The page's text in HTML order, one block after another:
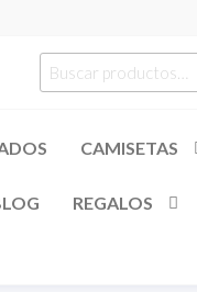
Buscar
por:
CAMISETAS
REGALOS